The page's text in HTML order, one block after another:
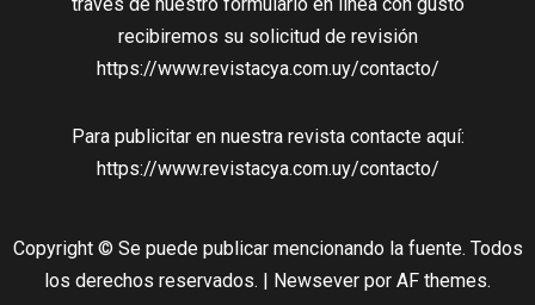
recibiremos su solicitud de revisión
https://www.revistacya.com.uy/contacto/
Para publicitar en nuestra revista contacte aquí:
https://www.revistacya.com.uy/contacto/
Copyright © Se puede publicar mencionando la fuente. Todos
los derechos reservados. | Newsever por AF themes.